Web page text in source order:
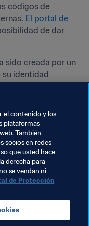
códigos de
El portal de
de dar
sido creada por un
identidad
se
que
vigentes.
contribuir a
con una
el fútbol y
de la
el contenido y los
plataformas
También
socios en redes
que usted hace
derecha para
se vendan ni
de Protección